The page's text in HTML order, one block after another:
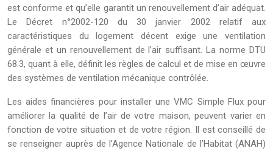
est conforme et qu’elle garantit un renouvellement d’air adéquat.
Le Décret n°2002-120 du 30 janvier 2002 relatif aux
caractéristiques du logement décent exige une ventilation
générale et un renouvellement de l’air suffisant. La norme DTU
68.3, quant à elle, définit les règles de calcul et de mise en œuvre
des systèmes de ventilation mécanique contrôlée.
Les aides financières pour installer une VMC Simple Flux pour
améliorer la qualité de l’air de votre maison, peuvent varier en
fonction de votre situation et de votre région. Il est conseillé de
se renseigner auprès de l’Agence Nationale de l’Habitat (ANAH)